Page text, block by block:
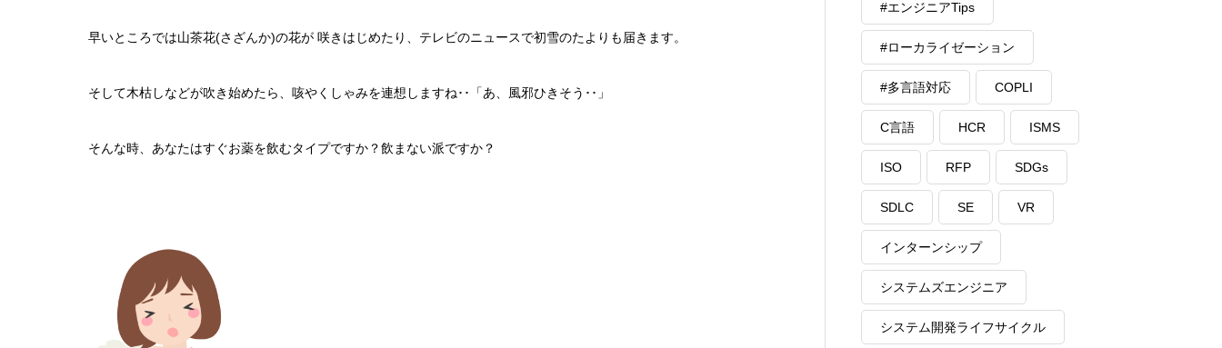
b
o
o
k
a
早いところでは山茶花(さざんか)の花が 咲きはじめたり、テレビのニュースで初雪のたよりも届きます。
そして木枯しなどが吹き始めたら、咳やくしゃみを連想しますね･･「あ、風邪ひきそう･･」
そんな時、あなたはすぐお薬を飲むタイプですか？飲まない派ですか？
#エンジニアTips
#ローカライゼーション
#多言語対応 COPLI
C言語 HCR ISMS
ISO RFP SDGs
SDLC SE VR
インターンシップ
システムズエンジニア
システム開発ライフサイクル